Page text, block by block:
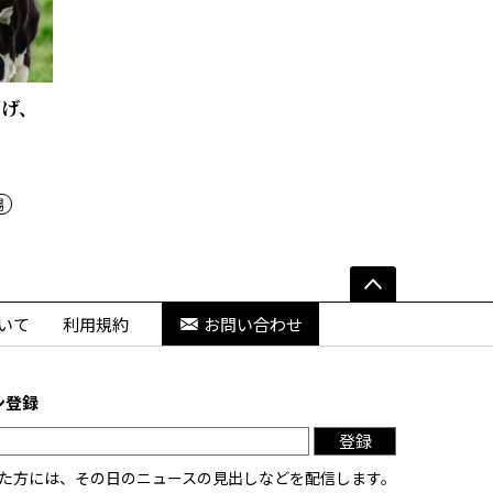
、
て 利用規約 お問い合わせ
登録
登録
方には、その日のニュースの見出しなどを配信します。